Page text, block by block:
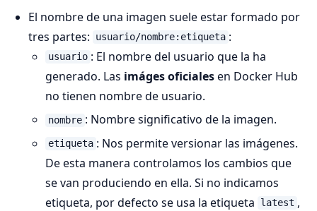
El nombre de una imagen suele estar formado por
tres partes:
usuario/nombre:etiqueta :
usuario : El nombre del usuario que la ha
generado. Las imáges oficialesen Docker Hub
no tienen nombre de usuario.
nombre : Nombre significativo de la imagen.
etiqueta : Nos permite versionar las imágenes.
De esta manera controlamos los cambios que
se van produciendo en ella. Si no indicamos
etiqueta, por defecto se usa la etiqueta
latest ,